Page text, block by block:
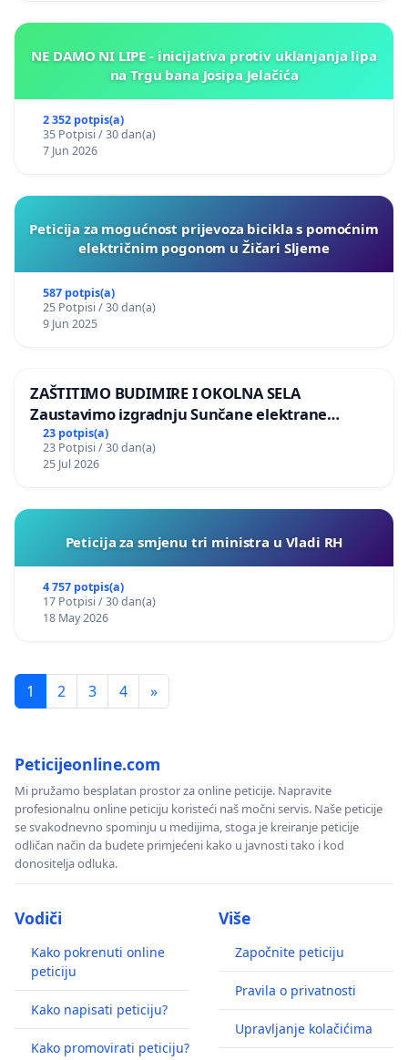
NE DAMO NI LIPE - inicijativa protiv uklanjanja lipa
na Trgu bana Josipa Jelačića
2 352 potpis(a)
35 Potpisi / 30 dan(a)
7 Jun 2026
Peticija za mogućnost prijevoza bicikla s pomoćnim
električnim pogonom u Žičari Sljeme
587 potpis(a)
25 Potpisi / 30 dan(a)
9 Jun 2025
ZAŠTITIMO BUDIMIRE I OKOLNA SELA
Zaustavimo izgradnju Sunčane elektrane
Vedrine na području Ugljana
23 potpis(a)
23 Potpisi / 30 dan(a)
25 Jul 2026
Peticija za smjenu tri ministra u Vladi RH
4 757 potpis(a)
17 Potpisi / 30 dan(a)
18 May 2026
1 2 3 4 »
Peticijeonline.com
Mi pružamo besplatan prostor za online peticije. Napravite
profesionalnu online peticiju koristeći naš močni servis. Naše peticije
se svakodnevno spominju u medijima, stoga je kreiranje peticije
odličan način da budete primjećeni kako u javnosti tako i kod
donositelja odluka.
Vodiči
Kako pokrenuti online
peticiju
Kako napisati peticiju?
Kako promovirati peticiju?
Više
Započnite peticiju
Pravila o privatnosti
Upravljanje kolačićima